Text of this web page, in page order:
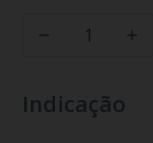
Indicação